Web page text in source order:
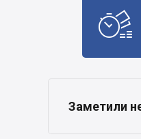

Заметили